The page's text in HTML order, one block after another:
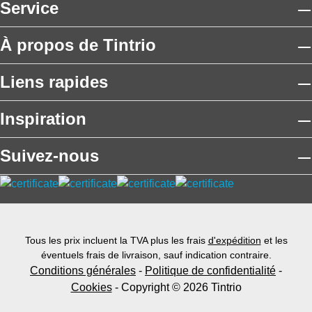
Service
À propos de Tintrio
Liens rapides
Inspiration
Suivez-nous
Tous les prix incluent la TVA plus les frais d'expédition et les
éventuels frais de livraison, sauf indication contraire.
Conditions générales - Politique de confidentialité -
Cookies- Copyright © 2026 Tintrio